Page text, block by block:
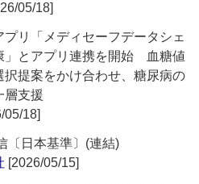
05/18]
リ「メディセーフデータシェ
」とアプリ連携を開始 血糖値
提案をかけ合わせ、糖尿病の
層支援
05/18]
〔日本基準〕(連結)
[2026/05/15]